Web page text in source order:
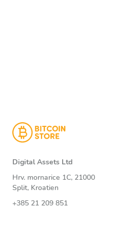
Digital Assets Ltd
Hrv. mornarice 1C, 21000
Split, Kroatien
+385 21 209 851